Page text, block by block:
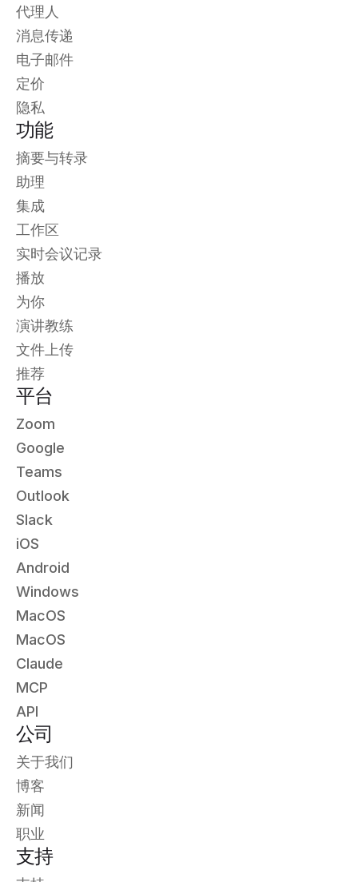
代理人
消息传递
电子邮件
定价
隐私
功能
摘要与转录
助理
集成
工作区
实时会议记录
播放
为你
演讲教练
文件上传
推荐
平台
Zoom
Google
Teams
Outlook
Slack
iOS
Android
Windows
MacOS
MacOS
Claude
MCP
API
公司
关于我们
博客
新闻
职业
支持